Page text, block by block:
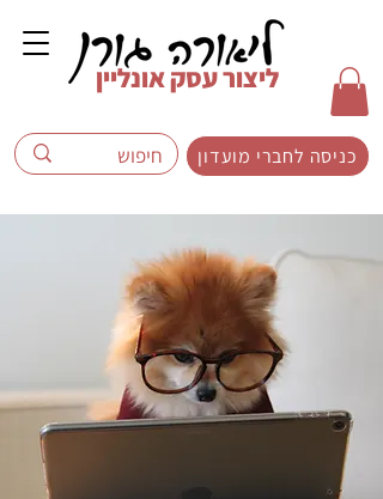
כניסה לחברי מועדון
ליצור עסק אונליין